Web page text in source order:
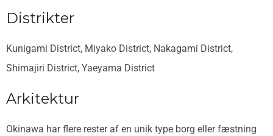
Distrikter
Kunigami District, Miyako District, Nakagami District,
Shimajiri District, Yaeyama District
Arkitektur
Okinawa har flere rester af en unik type borg eller fæstning